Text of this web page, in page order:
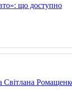
що доступно
Світлана